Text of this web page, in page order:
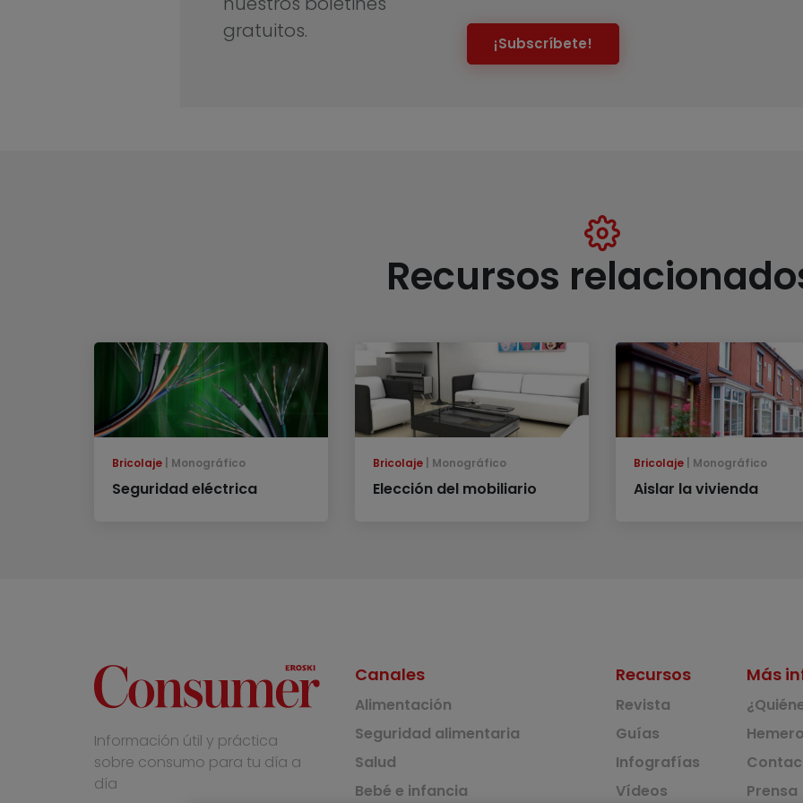
gratuitos.
¡Subscríbete!
Recursos
Bricolaje Monográfico
Seguridad eléctrica
Bricolaje Monográfico
Elección del mobiliario
Bricolaje Monográfico
Aislar la vivienda
Información útil y práctica
sobre consumo para tu día a
día
Canales
Alimentación
Seguridad alimentaria
Salud
Bebé e infancia
Recursos
Revista
Guías
Infografías
Vídeos
Más
Prensa